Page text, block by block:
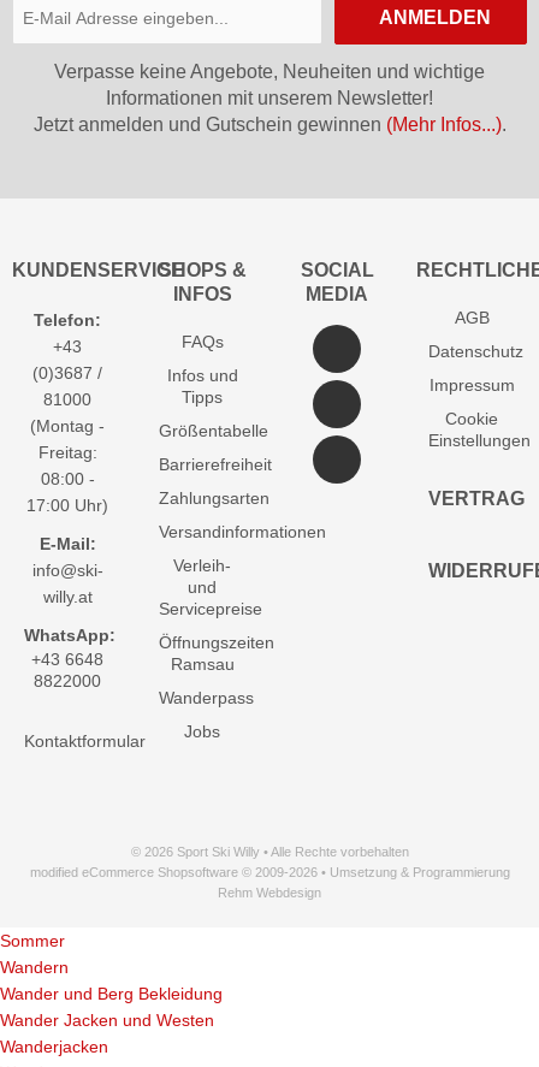
ANMELDEN
Verpasse keine Angebote, Neuheiten und wichtige
Informationen mit unserem Newsletter!
Jetzt anmelden und Gutschein gewinnen (Mehr Infos...).
KUNDENSERVICE
Telefon:
+43
(0)3687 /
81000
(Montag -
Freitag:
08:00 -
17:00 Uhr)
E-Mail:
info@ski-
willy.at
WhatsApp:
+43 6648
8822000
Kontaktformular
SHOPS &
INFOS
FAQs
Infos und
Tipps
Größentabelle
Barrierefreiheit
Zahlungsarten
Versandinformationen
Verleih-
und
Servicepreise
Öffnungszeiten
Ramsau
Wanderpass
Jobs
SOCIAL
MEDIA
AGB
Datenschutz
Impressum
Cookie
Einstellungen
VERTRAG
© 2026 Sport Ski Willy • Alle Rechte vorbehalten
modified eCommerce Shopsoftware © 2009-2026 • Umsetzung & Programmierung
Rehm Webdesign
Sommer
Wandern
Wander und Berg Bekleidung
Wander Jacken und Westen
Wanderjacken